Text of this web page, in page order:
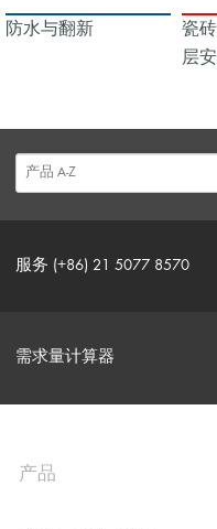
防水与翻新
瓷
层
服务 (+86) 21 5077 8570
需求量计算器
产品